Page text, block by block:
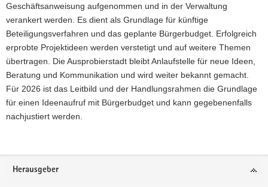
Geschäftsanweisung aufgenommen und in der Verwaltung
verankert werden. Es dient als Grundlage für künftige
Beteiligungsverfahren und das geplante Bürgerbudget. Erfolgreich
erprobte Projektideen werden verstetigt und auf weitere Themen
übertragen. Die Ausprobierstadt bleibt Anlaufstelle für neue Ideen,
Beratung und Kommunikation und wird weiter bekannt gemacht.
Für 2026 ist das Leitbild und der Handlungsrahmen die Grundlage
für einen Ideenaufruf mit Bürgerbudget und kann gegebenenfalls
nachjustiert werden.
Footer-
Herausgeber